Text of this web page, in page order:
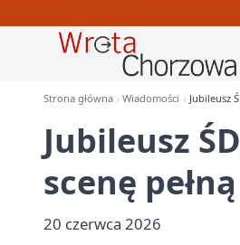
Strona główna Wiadomości Jubileusz
Jubileusz
scenę
20 czerwca 2026